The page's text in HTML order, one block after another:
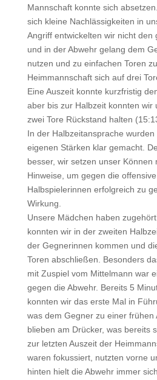
Mannschaft konnte sich
sich kleine Nachlässigkeiten in
Angriff entwickelten wir nicht den
und in der Abwehr gelang dem
nutzen und zu einfachen Toren
Heimmannschaft sich auf drei
Eine Auszeit konnte kurzfristig
aber bis zur Halbzeit konnten wir
zwei Tore Rückstand halten
In der Halbzeitansprache
eigenen Stärken klar gemacht.
besser, wir setzen unser Können
Hinweise, um gegen die
Halbspielerinnen erfolgreich zu
Wirkung.
Unsere Mädchen haben
konnten wir in der zweiten
der Gegnerinnen kommen und
Toren abschließen. Besonders
mit Zuspiel vom Mittelmann war
gegen die Abwehr. Bereits 5
konnten wir das erste Mal in
was dem Gegner zu einer frühen
blieben am Drücker, was bereits
zur letzten Auszeit der
waren fokussiert, nutzten vorne
hinten hielt die Abwehr immer